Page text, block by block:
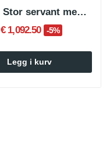
PASSO Stor servant med oppbevaring
€ 1,092.50 -5%
Legg i kurv